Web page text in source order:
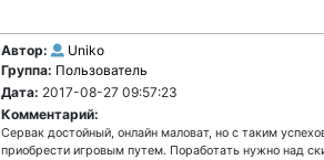
Автор:
Uniko
Группа: Пользователь
Дата: 2017-08-27 09:57:23
Комментарий:
Сервак достойный, онлайн маловат, но с таким
приобрести игровым путем. Поработать нужно над